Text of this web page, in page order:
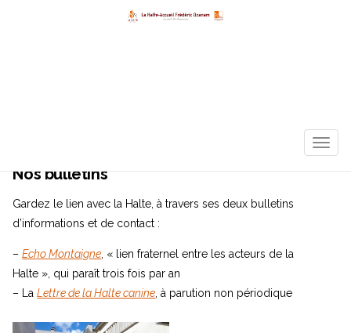
Nos bulletins
Gardez le lien avec la Halte, à travers ses deux bulletins
d’informations et de contact :
–Echo Montaigne , « lien fraternel entre les acteurs de la
Halte », qui paraît trois fois par an
– LaLettre de la Halte canine , à parution non périodique